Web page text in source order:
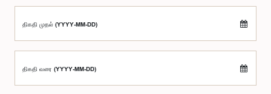
திகதி முதல் (YYYY-MM-DD)
திகதி வரை (YYYY-MM-DD)